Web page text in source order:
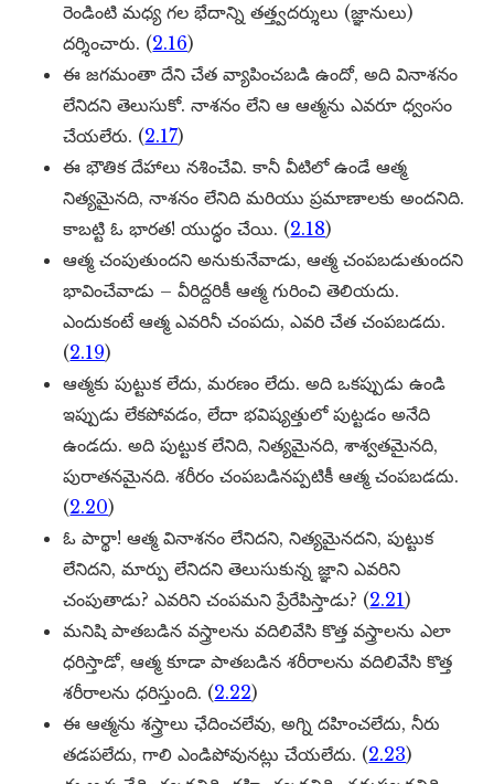
రెండింటి మధ్య గల భేదాన్ని తత్త్వదర్శులు (జ్ఞానులు)
దర్శించారు. (2.16)
ఈ జగమంతా దేని చేత వ్యాపించబడి ఉందో, అది వినాశనం
లేనిదని తెలుసుకో. నాశనం లేని ఆ ఆత్మను ఎవరూ ధ్వంసం
చేయలేరు. (2.17)
ఈ భౌతిక దేహాలు నశించేవి. కానీ వీటిలో ఉండే ఆత్మ
నిత్యమైనది, నాశనం లేనిది మరియు ప్రమాణాలకు అందనిది.
కాబట్టి ఓ భారత! యుద్ధం చేయి. (2.18)
ఆత్మ చంపుతుందని అనుకునేవాడు, ఆత్మ చంపబడుతుందని
భావించేవాడు – వీరిద్దరికీ ఆత్మ గురించి తెలియదు.
ఎందుకంటే ఆత్మ ఎవరినీ చంపదు, ఎవరి చేత చంపబడదు.
(2.19)
ఆత్మకు పుట్టుక లేదు, మరణం లేదు. అది ఒకప్పుడు ఉండి
ఇప్పుడు లేకపోవడం, లేదా భవిష్యత్తులో పుట్టడం అనేది
ఉండదు. అది పుట్టుక లేనిది, నిత్యమైనది, శాశ్వతమైనది,
పురాతనమైనది. శరీరం చంపబడినప్పటికీ ఆత్మ చంపబడదు.
(2.20)
ఓ పార్థా! ఆత్మ వినాశనం లేనిదని, నిత్యమైనదని, పుట్టుక
లేనిదని, మార్పు లేనిదని తెలుసుకున్న జ్ఞాని ఎవరిని
చంపుతాడు? ఎవరిని చంపమని ప్రేరేపిస్తాడు? (2.21)
మనిషి పాతబడిన వస్త్రాలను వదిలివేసి కొత్త వస్త్రాలను ఎలా
ధరిస్తాడో, ఆత్మ కూడా పాతబడిన శరీరాలను వదిలివేసి కొత్త
శరీరాలను ధరిస్తుంది. (2.22)
ఈ ఆత్మను శస్త్రాలు ఛేదించలేవు, అగ్ని దహించలేదు, నీరు
తడపలేదు, గాలి ఎండిపోవునట్లు చేయలేదు. (2.23)